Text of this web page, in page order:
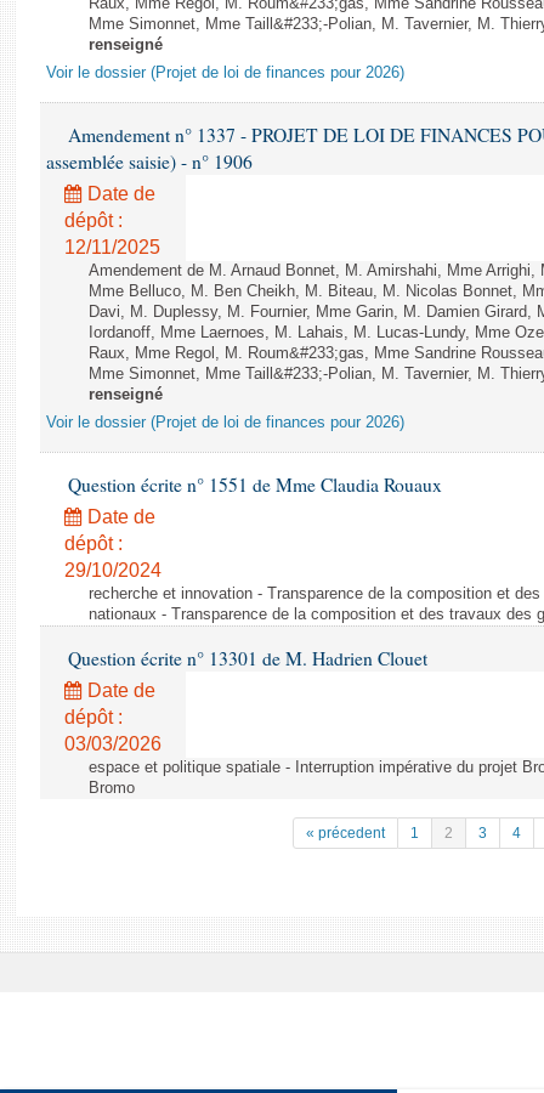
Raux, Mme Regol, M. Roum&#233;gas, Mme Sandrine
Mme Simonnet, Mme Taill&#233;-Polian, M. Tavernier, M.
renseigné
Voir le dossier (Projet de loi de finances pour 2026)
Amendement n° 1337 - PROJET DE LOI DE FINANCES
assemblée saisie) - n° 1906
Date de
dépôt :
12/11/2025
Amendement de M. Arnaud Bonnet, M. Amirshahi, Mme
Mme Belluco, M. Ben Cheikh, M. Biteau, M. Nicolas Bonnet,
Davi, M. Duplessy, M. Fournier, Mme Garin, M. Damien Girard,
Iordanoff, Mme Laernoes, M. Lahais, M. Lucas-Lundy, Mme
Raux, Mme Regol, M. Roum&#233;gas, Mme Sandrine
Mme Simonnet, Mme Taill&#233;-Polian, M. Tavernier, M.
renseigné
Voir le dossier (Projet de loi de finances pour 2026)
Question écrite n° 1551 de Mme Claudia Rouaux
Date de
dépôt :
29/10/2024
recherche et innovation - Transparence de la composition et
nationaux - Transparence de la composition et des travaux des
Question écrite n° 13301 de M. Hadrien Clouet
Date de
dépôt :
03/03/2026
espace et politique spatiale - Interruption impérative du projet
Bromo
« précedent 1 2 3 4